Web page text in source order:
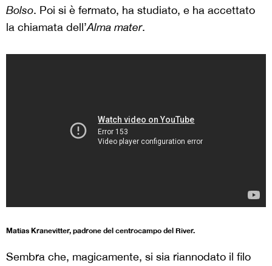
Bolso. Poi si è fermato, ha studiato, e ha accettato
la chiamata dell’Alma mater.
Matias Kranevitter, padrone del centrocampo del River.
Sembra che, magicamente, si sia riannodato il filo